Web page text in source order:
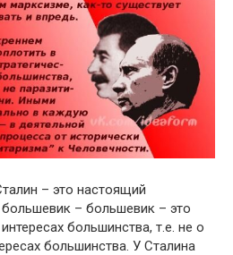
– это настоящий
– большевик – это
большинства, т.е. не о
большинства. У Сталина